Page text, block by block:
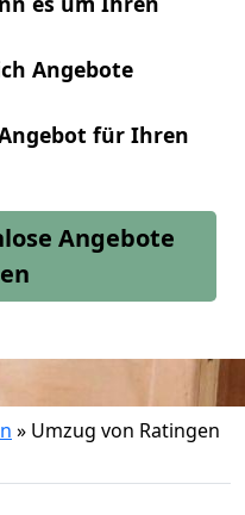
Angebote
für Ihren
Angebote
» Umzug von Ratingen